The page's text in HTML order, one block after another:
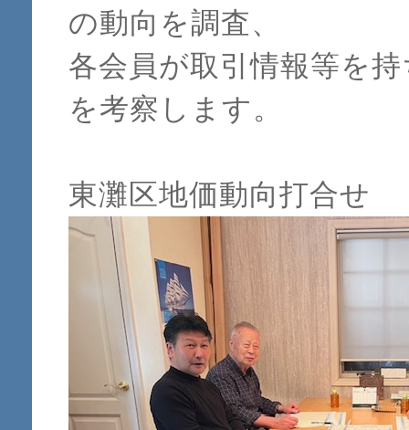
の動向を調査、
各会員が取引情報等を
を考察します。
東灘区地価動向打合せ